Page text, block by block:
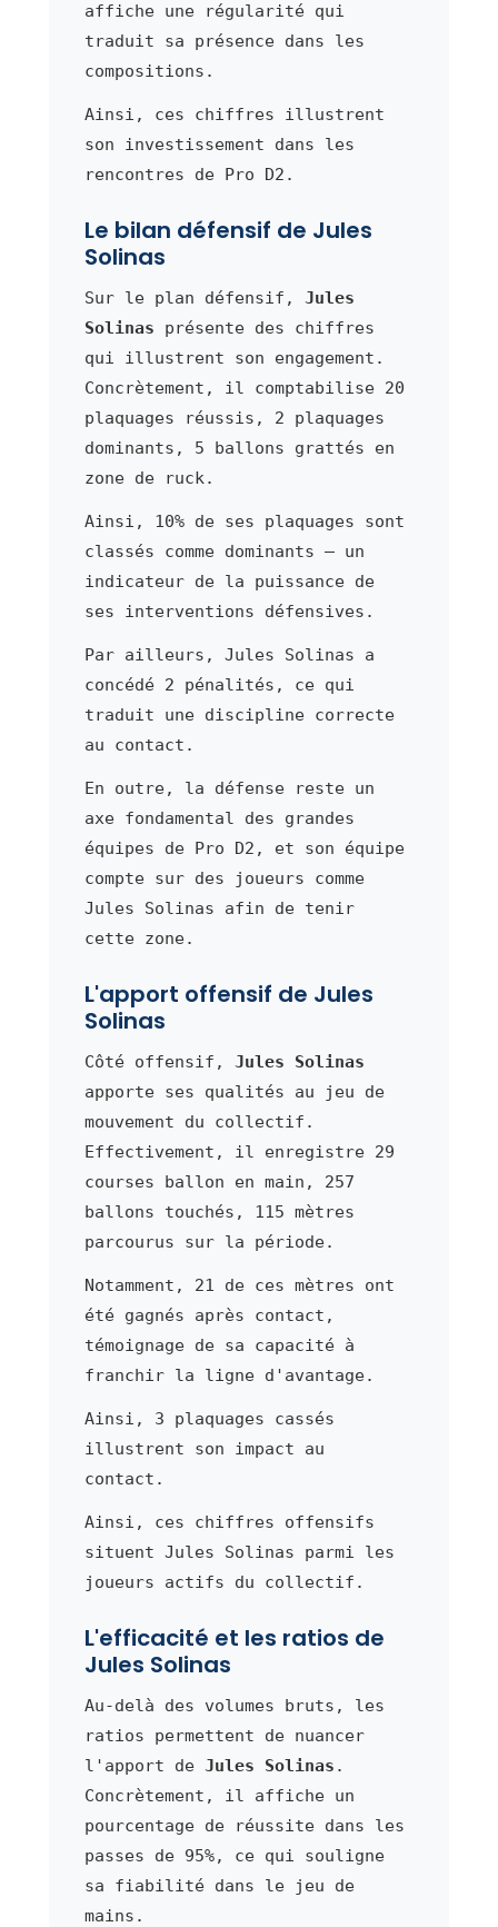
affiche une régularité qui
traduit sa présence dans les
compositions.
Ainsi, ces chiffres illustrent
son investissement dans les
rencontres de Pro D2.
Le bilan défensif de Jules
Solinas
Sur le plan défensif, Jules
Solinas présente des chiffres
qui illustrent son engagement.
Concrètement, il comptabilise 20
plaquages réussis, 2 plaquages
dominants, 5 ballons grattés en
zone de ruck.
Ainsi, 10% de ses plaquages sont
classés comme dominants — un
indicateur de la puissance de
ses interventions défensives.
Par ailleurs, Jules Solinas a
concédé 2 pénalités, ce qui
traduit une discipline correcte
au contact.
En outre, la défense reste un
axe fondamental des grandes
équipes de Pro D2, et son équipe
compte sur des joueurs comme
Jules Solinas afin de tenir
cette zone.
L'apport offensif de Jules
Solinas
Côté offensif, Jules Solinas
apporte ses qualités au jeu de
mouvement du collectif.
Effectivement, il enregistre 29
courses ballon en main, 257
ballons touchés, 115 mètres
parcourus sur la période.
Notamment, 21 de ces mètres ont
été gagnés après contact,
témoignage de sa capacité à
franchir la ligne d'avantage.
Ainsi, 3 plaquages cassés
illustrent son impact au
contact.
Ainsi, ces chiffres offensifs
situent Jules Solinas parmi les
joueurs actifs du collectif.
L'efficacité et les ratios de
Jules Solinas
Au-delà des volumes bruts, les
ratios permettent de nuancer
l'apport de Jules Solinas .
Concrètement, il affiche un
pourcentage de réussite dans les
passes de 95%, ce qui souligne
sa fiabilité dans le jeu de
mains.